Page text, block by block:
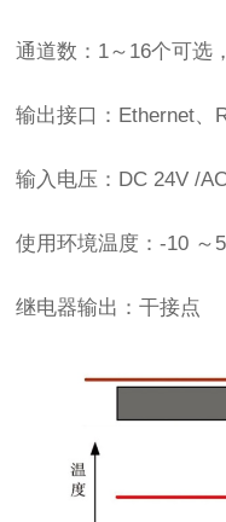
通道数：1～16个可选
输出接口：Ethernet、
输入电压：DC 24V /
使用环境温度：-10
继电器输出：干接点